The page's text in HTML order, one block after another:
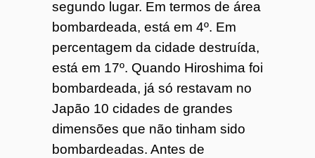
segundo lugar. Em termos de área
bombardeada, está em 4º. Em
percentagem da cidade destruída,
está em 17º. Quando Hiroshima foi
bombardeada, já só restavam no
Japão 10 cidades de grandes
dimensões que não tinham sido
bombardeadas. Antes de